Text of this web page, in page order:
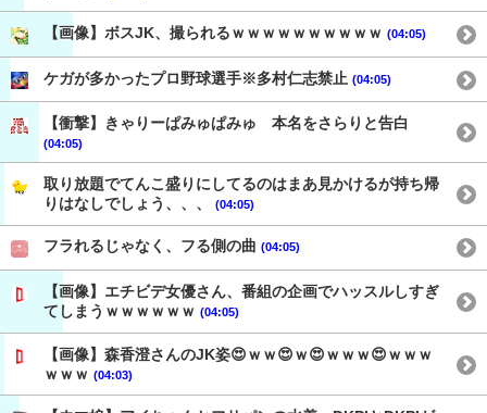
【画像】ボスJK、撮られるｗｗｗｗｗｗｗｗｗｗ (04:05)
ケガが多かったプロ野球選手※多村仁志禁止 (04:05)
【衝撃】きゃりーぱみゅぱみゅ 本名をさらりと告白
(04:05)
取り放題でてんこ盛りにしてるのはまあ見かけるが持ち帰
りはなしでしょう、、、
(04:05)
フラれるじゃなく、フる側の曲 (04:05)
【画像】エチビデ女優さん、番組の企画でハッスルしすぎ
てしまうｗｗｗｗｗｗ (04:05)
【画像】森香澄さんのJK姿😍ｗｗ😍ｗ😍ｗｗｗ😍ｗｗｗ
ｗｗｗ (04:03)